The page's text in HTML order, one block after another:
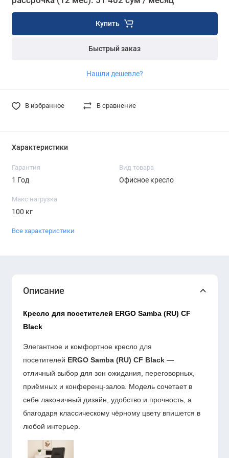
Купить
Быстрый заказ
Нашли дешевле?
В избранное В сравнение
Характеристики
Гарантия
1 Год
Вид товара
Офисное кресло
Макс нагрузка
100 кг
Все характеристики
Описание
Кресло для посетителей ERGO Samba (RU) CF
Black
Элегантное и комфортное кресло для
посетителей ERGO Samba (RU) CF Black —
отличный выбор для зон ожидания, переговорных,
приёмных и конференц-залов. Модель сочетает в
себе лаконичный дизайн, удобство и прочность, а
благодаря классическому чёрному цвету впишется в
любой интерьер.